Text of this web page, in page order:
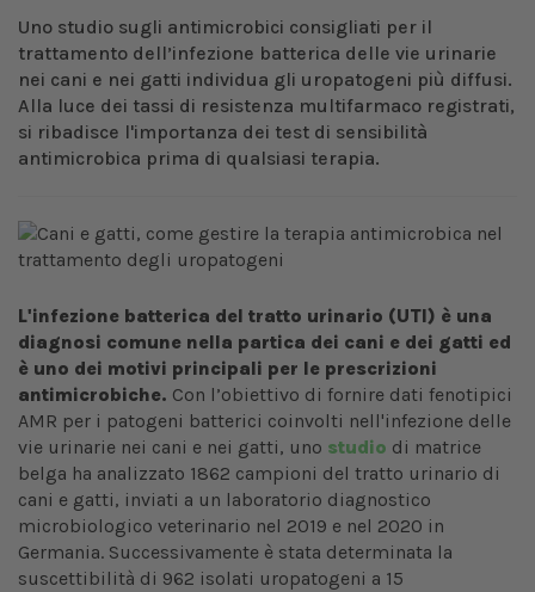
Uno studio sugli antimicrobici consigliati per il
trattamento dell’infezione batterica delle vie urinarie
nei cani e nei gatti individua gli uropatogeni più diffusi.
Alla luce dei tassi di resistenza multifarmaco registrati,
si ribadisce l'importanza dei test di sensibilità
antimicrobica prima di qualsiasi terapia.
L'infezione batterica del tratto urinario (UTI) è una
diagnosi comune nella partica dei cani e dei gatti ed
è uno dei motivi principali per le prescrizioni
antimicrobiche. Con l’obiettivo di fornire dati fenotipici
AMR per i patogeni batterici coinvolti nell'infezione delle
vie urinarie nei cani e nei gatti, uno studio di matrice
belga ha analizzato 1862 campioni del tratto urinario di
cani e gatti, inviati a un laboratorio diagnostico
microbiologico veterinario nel 2019 e nel 2020 in
Germania. Successivamente è stata determinata la
suscettibilità di 962 isolati uropatogeni a 15